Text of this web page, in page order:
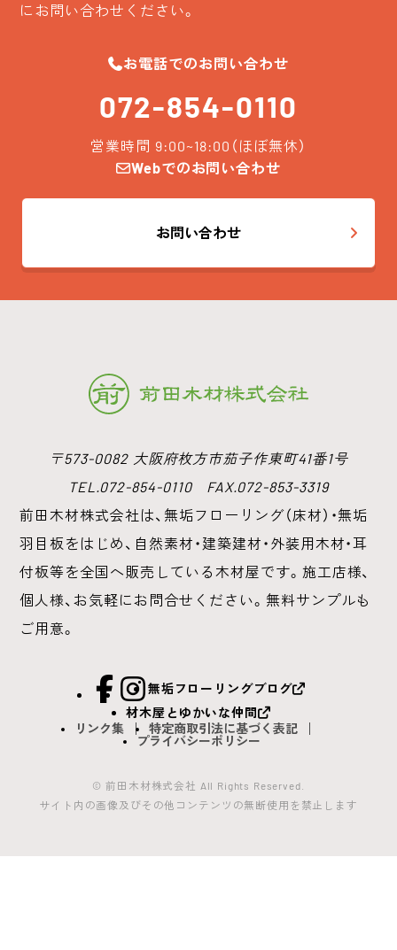
にお問い合わせください。
お電話でのお問い合わせ
072-854-0110
営業時間 9:00~18:00（ほぼ無休）
Webでのお問い合わせ
お問い合わせ
〒573-0082 大阪府枚方市茄子作東町41番1号
TEL.072-854-0110 FAX.072-853-3319
前田木材株式会社は、無垢フローリング（床材）・無垢
羽目板をはじめ、 自然素材・建築建材・外装用木材・耳
付板等を全国へ販売している木材屋です。 施工店様、
個人様、お気軽にお問合せください。無料サンプルも
ご用意。
facebook
Instagram
無垢フローリングブログ
材木屋とゆかいな仲間
リンク集
特定商取引法に基づく表記
プライバシーポリシー
© 前田木材株式会社 All Rights Reserved.
サイト内の画像及びその他コンテンツの無断使用を禁止します